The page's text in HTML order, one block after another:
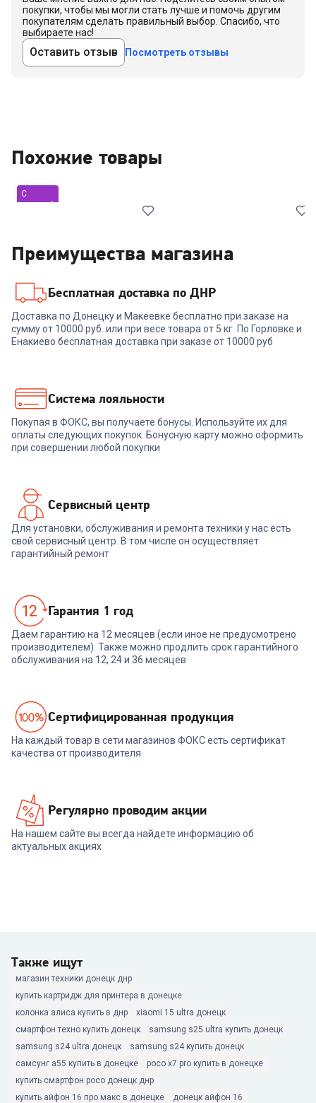
покупки, чтобы мы могли стать лучше и помочь другим
покупателям сделать правильный выбор. Спасибо, что
выбираете нас!
Оставить отзыв Посмотреть отзывы
Похожие товары
С
уценкой
Стиральная машина INDESIT
BWSA 5109 WWV (УЦЕНКА!!!)
14 899₽
В корзину
Стиральная машина SHIVAKI
TT70P grey
В корзину
Преимущества магазина
Бесплатная доставка по ДНР
Доставка по Донецку и Макеевке бесплатно при заказе на
сумму от 10000 руб. или при весе товара от 5 кг. По Горловке и
Енакиево бесплатная доставка при заказе от 10000 руб
Система лояльности
Покупая в ФОКС, вы получаете бонусы. Используйте их для
оплаты следующих покупок. Бонусную карту можно оформить
при совершении любой покупки
Сервисный центр
Для установки, обслуживания и ремонта техники у нас есть
свой сервисный центр. В том числе он осуществляет
гарантийный ремонт
Гарантия 1 год
Даем гарантию на 12 месяцев (если иное не предусмотрено
производителем). Также можно продлить срок гарантийного
обслуживания на 12, 24 и 36 месяцев
Cертифицированная продукция
На каждый товар в сети магазинов ФОКС есть сертификат
качества от производителя
Регулярно проводим акции
На нашем сайте вы всегда найдете информацию об
актуальных акциях
Также ищут
магазин техники донецк днр
купить картридж для принтера в донецке
колонка алиса купить в днр
xiaomi 15 ultra донецк
смартфон техно купить донецк
samsung s25 ultra купить донецк
samsung s24 ultra донецк
samsung s24 купить донецк
самсунг а55 купить в донецке
poco x7 pro купить в донецке
купить смартфон poco донецк днр
купить айфон 16 про макс в донецке
донецк айфон 16